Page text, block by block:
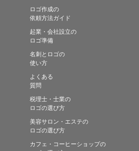
ロゴ作成の
依頼方法ガイド
起業・会社設立の
ロゴ準備
名刺とロゴの
使い方
よくある
質問
税理士・士業の
ロゴの選び方
美容サロン・エステの
ロゴの選び方
カフェ・コーヒーショップの